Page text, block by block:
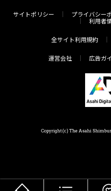
サイトポリシー プライバシー
利用者
全サイト利用規約
運営会社 広告ガ
Copyright(c) The Asahi